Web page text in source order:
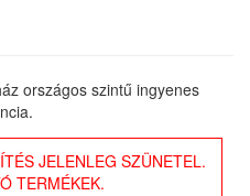
országos szintű ingyenes
JELENLEG SZÜNETEL.
TERMÉKEK.